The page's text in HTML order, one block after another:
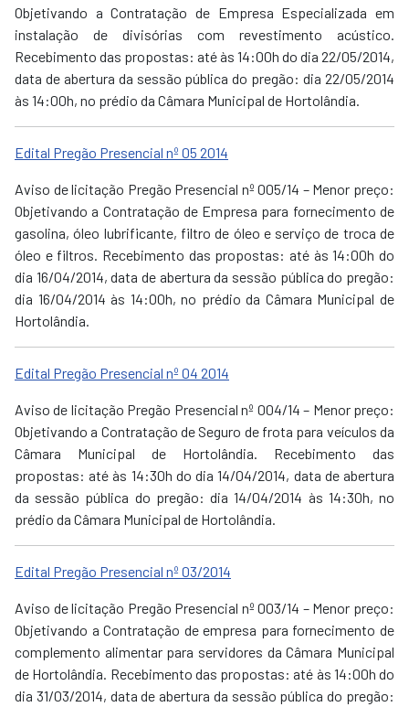
Objetivando a Contratação de Empresa Especializada em
instalação de divisórias com revestimento acústico.
Recebimento das propostas: até às 14:00h do dia 22/05/2014,
data de abertura da sessão pública do pregão: dia 22/05/2014
às 14:00h, no prédio da Câmara Municipal de Hortolândia.
Edital Pregão Presencial nº 05 2014
Aviso de licitação Pregão Presencial nº 005/14 – Menor preço:
Objetivando a Contratação de Empresa para fornecimento de
gasolina, óleo lubrificante, filtro de óleo e serviço de troca de
óleo e filtros. Recebimento das propostas: até às 14:00h do
dia 16/04/2014, data de abertura da sessão pública do pregão:
dia 16/04/2014 às 14:00h, no prédio da Câmara Municipal de
Hortolândia.
Edital Pregão Presencial nº 04 2014
Aviso de licitação Pregão Presencial nº 004/14 – Menor preço:
Objetivando a Contratação de Seguro de frota para veículos da
Câmara Municipal de Hortolândia. Recebimento das
propostas: até às 14:30h do dia 14/04/2014, data de abertura
da sessão pública do pregão: dia 14/04/2014 às 14:30h, no
prédio da Câmara Municipal de Hortolândia.
Edital Pregão Presencial nº 03/2014
Aviso de licitação Pregão Presencial nº 003/14 – Menor preço:
Objetivando a Contratação de empresa para fornecimento de
complemento alimentar para servidores da Câmara Municipal
de Hortolândia. Recebimento das propostas: até às 14:00h do
dia 31/03/2014, data de abertura da sessão pública do pregão: